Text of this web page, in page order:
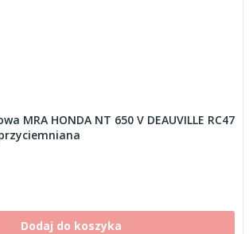
MRA HONDA NT 650 V DEAUVILLE RC47
Dodaj do koszyka